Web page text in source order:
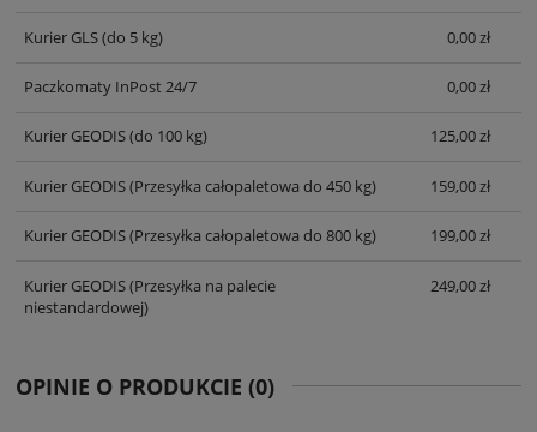
Kurier GLS(do 5 kg) 0,00 zł
Paczkomaty InPost 24/7 0,00 zł
Kurier GEODIS(do 100 kg) 125,00 zł
Kurier GEODIS(Przesyłka całopaletowa do 450 kg) 159,00 zł
Kurier GEODIS(Przesyłka całopaletowa do 800 kg) 199,00 zł
Kurier GEODIS(Przesyłka na palecie
niestandardowej)
249,00 zł
OPINIE O PRODUKCIE (0)